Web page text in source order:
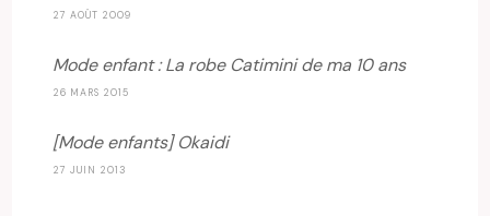
27 AOÛT 2009
Mode enfant : La robe Catimini de ma 10 ans
26 MARS 2015
[Mode enfants] Okaidi
27 JUIN 2013